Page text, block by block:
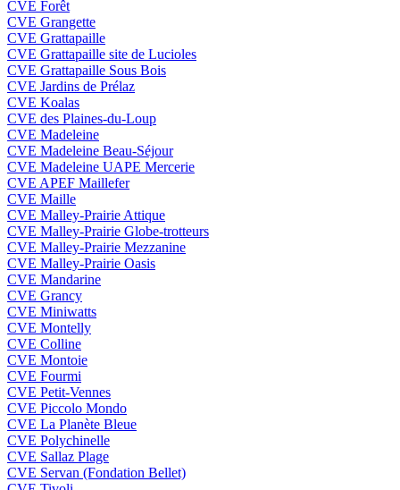
CVE Forêt
CVE Grangette
CVE Grattapaille
CVE Grattapaille site de Lucioles
CVE Grattapaille Sous Bois
CVE Jardins de Prélaz
CVE Koalas
CVE des Plaines-du-Loup
CVE Madeleine
CVE Madeleine Beau-Séjour
CVE Madeleine UAPE Mercerie
CVE APEF Maillefer
CVE Maille
CVE Malley-Prairie Attique
CVE Malley-Prairie Globe-trotteurs
CVE Malley-Prairie Mezzanine
CVE Malley-Prairie Oasis
CVE Mandarine
CVE Grancy
CVE Miniwatts
CVE Montelly
CVE Colline
CVE Montoie
CVE Fourmi
CVE Petit-Vennes
CVE Piccolo Mondo
CVE La Planète Bleue
CVE Polychinelle
CVE Sallaz Plage
CVE Servan (Fondation Bellet)